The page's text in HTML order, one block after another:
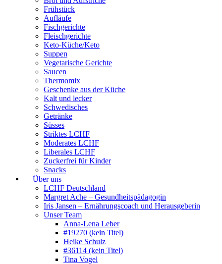
Frühstück
Aufläufe
Fischgerichte
Fleischgerichte
Keto-Küche/Keto
Suppen
Vegetarische Gerichte
Saucen
Thermomix
Geschenke aus der Küche
Kalt und lecker
Schwedisches
Getränke
Süsses
Striktes LCHF
Moderates LCHF
Liberales LCHF
Zuckerfrei für Kinder
Snacks
Über uns
LCHF Deutschland
Margret Ache – Gesundheitspädagogin
Iris Jansen – Ernährungscoach und Herausgeberin
Unser Team
Anna-Lena Leber
#19270 (kein Titel)
Heike Schulz
#36114 (kein Titel)
Tina Vogel